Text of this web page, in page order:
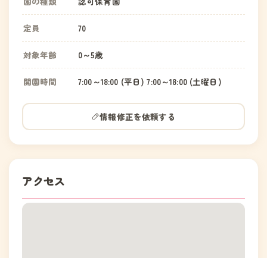
定員 70
対象年齢 0～5歳
開園時間 7:00～18:00 (平日) 7:00～18:00 (土曜日)
情報修正を依頼する
アクセス